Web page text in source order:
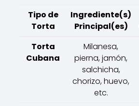
Tipo de
Torta
Ingrediente(s)
Principal(es)
Torta
Cubana
Milanesa,
pierna, jamón,
salchicha,
chorizo, huevo,
etc.